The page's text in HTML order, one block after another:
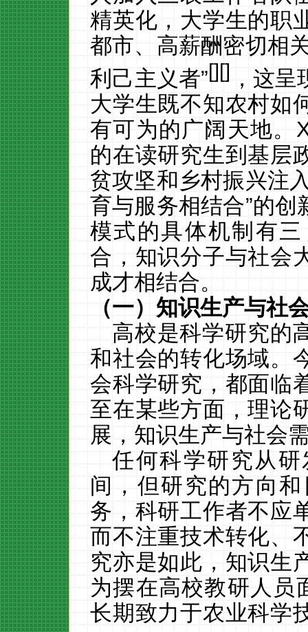
精英化，大学生的职
都市、高薪酬密切相
利己主义者”[][]，这呈
大学生既不知农村如
有可为的广阔天地。
的在读研究生到基层
贫攻坚和乡村振兴注
育与服务相结合”的
模式的具体机制有
合，知识分子与社会
成才相结合。
（一）知识生产与社
高校是科学研究的
和社会的转化场域。
会科学研究，都面临
至在某些方面，理论
展，知识生产与社会
任何科学研究从
间，但研究的方向
务，科研工作者不应
而不注重技术转化、
究亦是如此，知识生
为摆在高校教研人员
长期致力于农业科学